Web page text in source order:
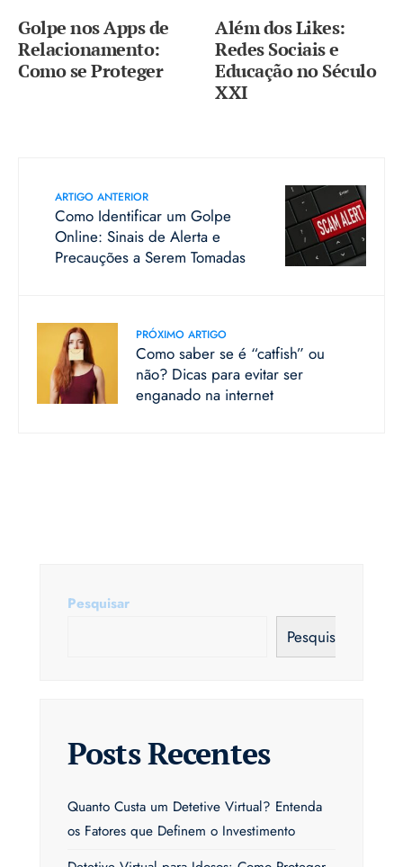
Golpe nos Apps de
Relacionamento:
Como se Proteger
Além dos Likes:
Redes Sociais e
Educação no Século
XXI
ARTIGO ANTERIOR
Como Identificar um Golpe
Online: Sinais de Alerta e
Precauções a Serem Tomadas
PRÓXIMO ARTIGO
Como saber se é “catfish” ou
não? Dicas para evitar ser
enganado na internet
Pesquisar
Pesquisar
Posts Recentes
Quanto Custa um Detetive Virtual? Entenda
os Fatores que Definem o Investimento